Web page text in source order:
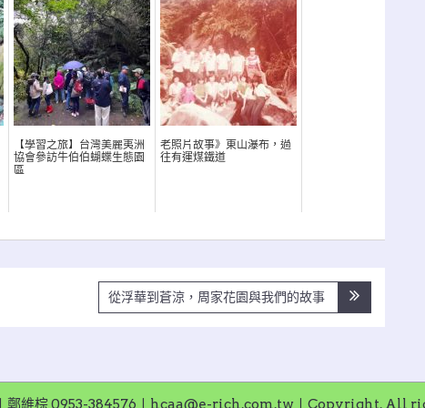
【學習之旅】台灣美麗夷洲
協會參訪牛伯伯蝴蝶生態園
區
老照片故事》東山瀑布，過
往有運煤鐵道
從浮華到蒼涼，周家花園與我們的故事
鄭維棕 0953-384576〡hcaa@e-rich.com.tw〡Copyright. All